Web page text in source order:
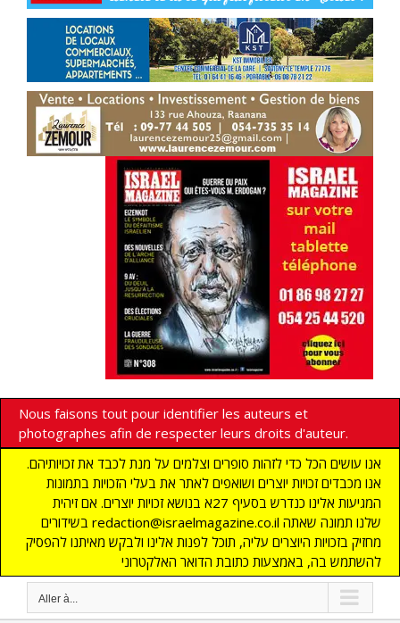
Nous faisons tout pour identifier les auteurs et
photographes afin de respecter leurs droits d'auteur.
אנו עושים הכל כדי לזהות סופרים וצלמים על מנת לכבד את זכויותיהם.
אנו מכבדים זכויות יוצרים ושואפים לאתר את בעלי הזכויות בתמונות
המגיעות אלינו כנדרש בסעיף 27א בנושא זכויות יוצרים. אם זיהית
בשידורים redaction@israelmagazine.co.il שלנו תמונה שאתה
מחזיק בזכויות היוצרים עליה, תוכל לפנות אלינו ולבקש מאיתנו להפסיק
להשתמש בה, באמצעות כתובת הדואר האלקטרוני
Aller à...